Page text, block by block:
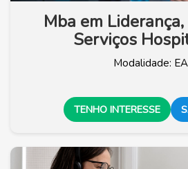
Mba em
Serviços
Modalidade:
TENHO INTERESSE